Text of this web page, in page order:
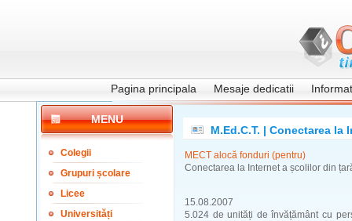
Pagina principala Mesaje dedicatii
MENU
Colegii
Grupuri școlare
Licee
Universități
M.Ed.C.T. | Conectarea
MECT alocă fonduri (pentru)
Conectarea la Internet a școlilor din
15.08.2007
5.024 de unități de învățământ cu